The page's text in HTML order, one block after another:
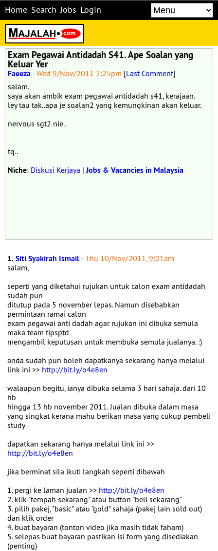
Home Search Jobs Login
Exam Pegawai Antidadah S41. Ape Soalan yang
Keluar Yer
Faeeza - Wed 9/Nov/2011 2:25pm [Last Comment]
salam.
saya akan ambik exam pegawai antidadah s41, kerajaan.
ley tau tak..apa je soalan2 yang kemungkinan akan keluar.
nervous sgt2 nie..
tq..
Niche: Diskusi Kerjaya |Jobs & Vacancies in Malaysia
1.Siti Syakirah Ismail - Thu 10/Nov/2011, 9:01am
salam,
seperti yang diketahui rujukan untuk calon exam antidadah
sudah pun
ditutup pada 5 november lepas. Namun disebabkan
permintaan ramai calon
exam pegawai anti dadah agar rujukan ini dibuka semula
maka team tipsptd
mengambil keputusan untuk membuka semula jualanya. :)
anda sudah pun boleh dapatkanya sekarang hanya melalui
link ini >> http://bit.ly/o4e8en
walaupun begitu, ianya dibuka selama 3 hari sahaja. dari 10
hb
hingga 13 hb november 2011. Jualan dibuka dalam masa
yang singkat kerana mahu berikan masa yang cukup pembeli
study
dapatkan sekarang hanya melalui link ini >>
http://bit.ly/o4e8en
jika berminat sila ikuti langkah seperti dibawah
1. pergi ke laman jualan >> http://bit.ly/o4e8en
2. klik "tempah sekarang" atau button "beli sekarang"
3. pilih pakej, "basic" atau "gold" sahaja (pakej lain sold out)
dan klik order
4. buat bayaran (tonton video jika masih tidak faham)
5. selepas buat bayaran pastikan isi form yang disediakan
(penting)